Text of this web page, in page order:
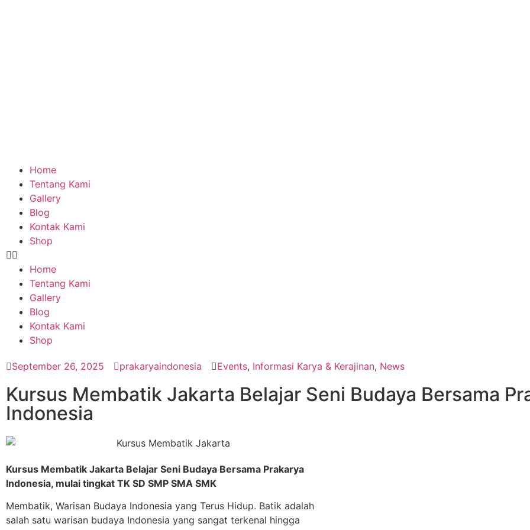
Home
Tentang Kami
Gallery
Blog
Kontak Kami
Shop
Home
Tentang Kami
Gallery
Blog
Kontak Kami
Shop
September 26, 2025 prakaryaindonesia Events, Informasi Karya & Kerajinan, News
Kursus Membatik Jakarta Belajar Seni Budaya Bersama
Indonesia
Kursus Membatik Jakarta Belajar Seni Budaya Bersama Prakarya
Indonesia, mulai tingkat TK SD SMP SMA SMK
Membatik, Warisan Budaya Indonesia yang Terus Hidup. Batik adalah
salah satu warisan budaya Indonesia yang sangat terkenal hingga